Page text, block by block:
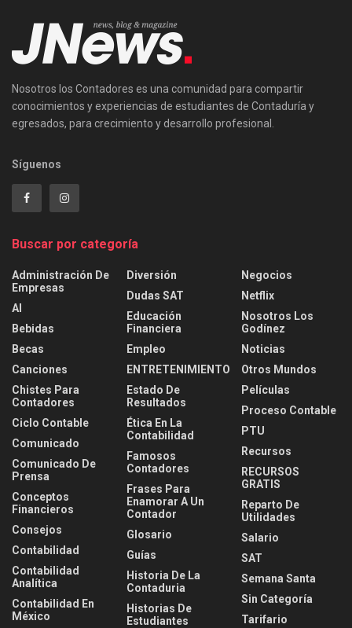
Nosotros los Contadores es una comunidad para compartir
conocimientos y experiencias de estudiantes de Contaduría y
egresados, para crecimiento y desarrollo profesional.
Síguenos
Buscar por categoría
Administración De
Empresas
AI
Bebidas
Becas
Canciones
Chistes Para
Contadores
Ciclo Contable
Comunicado
Comunicado De
Prensa
Conceptos
Financieros
Consejos
Contabilidad
Contabilidad
Analítica
Contabilidad En
México
Diversión
Dudas SAT
Educación
Financiera
Empleo
ENTRETENIMIENTO
Estado De
Resultados
Ética En La
Contabilidad
Famosos
Contadores
Frases Para
Enamorar A Un
Contador
Glosario
Guías
Historia De La
Contaduria
Historias De
Estudiantes
Negocios
Netflix
Nosotros Los
Godínez
Noticias
Otros Mundos
Películas
Proceso Contable
PTU
Recursos
RECURSOS
GRATIS
Reparto De
Utilidades
Salario
SAT
Semana Santa
Sin Categoría
Tarifario